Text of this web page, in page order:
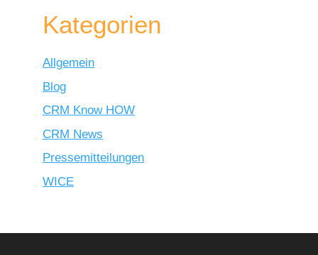
Kategorien
Allgemein
Blog
CRM Know HOW
CRM News
Pressemitteilungen
WICE